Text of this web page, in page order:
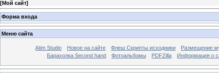
[Мой сайт]
Форма входа
Меню сайта
Atim Studio Новое на сайте Флеш Скрипты исходники
Размещение
Барахолка Second hand
Фотоальбомы PDFZilla Информация о